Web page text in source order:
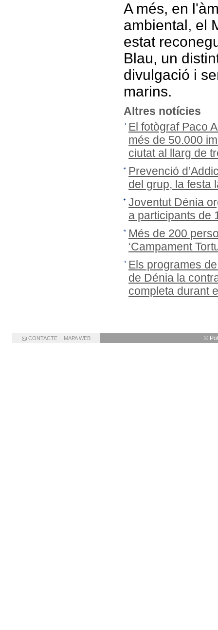
A més, en
ambiental, el
estat
Blau, un
divulgació i
marins.
Altres notícies
El fotògraf Paco
més de 50.000
ciutat al llarg de
Prevenció
del grup, la festa
Joventut Dénia
a participants de
Més de 200
‘Campament
Els programes
de Dénia la
completa durant
©
CONTACTE MAPA WEB